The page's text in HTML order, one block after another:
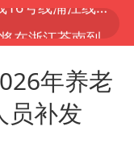
国足U17与阿森纳决赛取消 并列冠军
年养老
员补发